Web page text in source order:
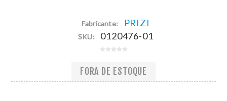
Fabricante: PRIZI
SKU: 0120476-01
FORA DE ESTOQUE